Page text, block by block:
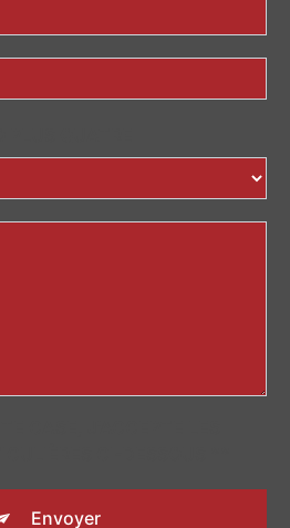
Envoyer